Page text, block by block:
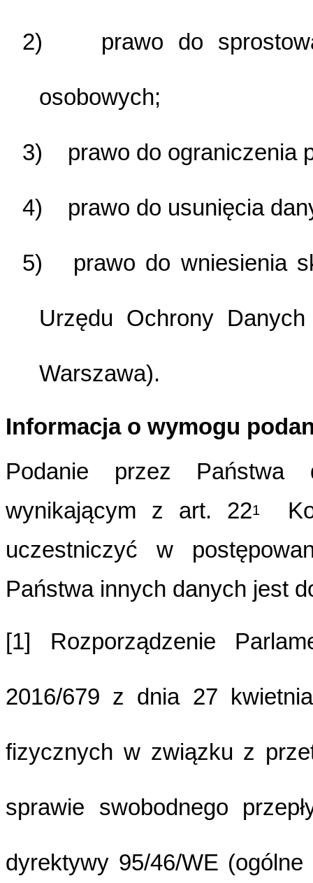
2) prawo do
osobowych;
3) prawo do ograniczenia
4) prawo do usunięcia
5) prawo do wniesienia
Urzędu Ochrony
Warszawa).
Informacja o wymogu
Podanie przez Państwa
wynikającym z art. 221
uczestniczyć w
Państwa innych danych jest
[1] Rozporządzenie
2016/679 z dnia 27
fizycznych w związku z
sprawie swobodnego
dyrektywy 95/46/WE